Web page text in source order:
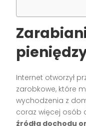
Internet otworzył
zarobkowe, które
wychodzenia z
coraz więcej osób
źródła dochodu